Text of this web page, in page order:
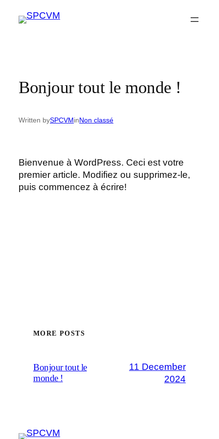
Bonjour tout le monde !
Written bySPCVMinNon classé
Bienvenue à WordPress. Ceci est votre
premier article. Modifiez ou supprimez-le,
puis commencez à écrire!
MORE POSTS
Bonjour tout le
monde !
11 December
2024